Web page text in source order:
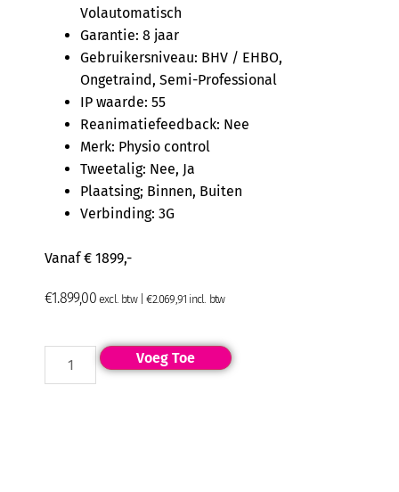
Volautomatisch
Garantie: 8 jaar
Gebruikersniveau: BHV / EHBO,
Ongetraind, Semi-Professional
IP waarde: 55
Reanimatiefeedback: Nee
Merk: Physio control
Tweetalig: Nee, Ja
Plaatsing; Binnen, Buiten
Verbinding: 3G
Vanaf € 1899,-
€1.899,00 excl. btw |€2.069,91 incl. btw
Voeg Toe